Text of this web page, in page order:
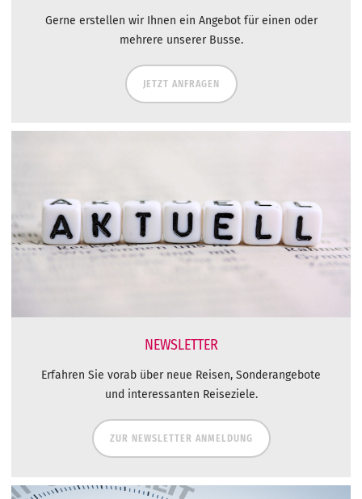
Gerne erstellen wir Ihnen ein Angebot für einen oder
mehrere unserer Busse.
JETZT ANFRAGEN
NEWSLETTER
Erfahren Sie vorab über neue Reisen, Sonderangebote
und interessanten Reiseziele.
ZUR NEWSLETTER ANMELDUNG